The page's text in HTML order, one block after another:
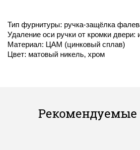
Тип фурнитуры: ручка-защёлка
Удаление оси ручки от кромки
Материал: ЦАМ (цинковый сплав)
Цвет: матовый никель, хром
Рекомендуемые